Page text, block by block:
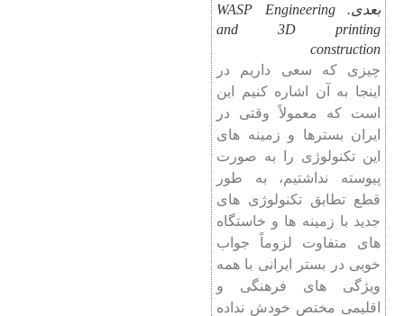
بعدی. WASP Engineering
and 3D printing
construction
چیزی که سعی داریم در
اینجا به آن اشاره کنیم این
است که معمولاً وقتی در
ایران بسترها و زمینه های
این تکنولوژی را به صورت
پیوسته نداشتیم، به طور
قطع تطابق تکنولوژی های
جدید با زمینه ها و خاستگاه
های متفاوت لزوماً جواب
خوبی در بستر ایرانی با همه
ویژگی های فرهنگی و
اقلیمی مختص خودش نداده